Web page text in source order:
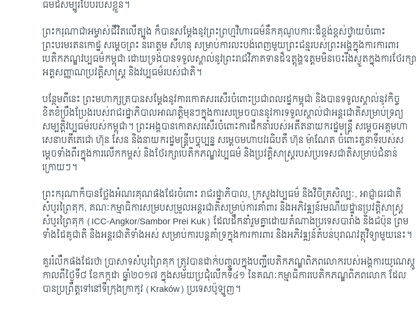
ធម៌ដ៏សម្បូរបែបរបស់ខ្លួន។
ព្រះករុណាជាអម្ចាស់ជីវិតលើត្បូង ក៏បានសម្តែងនូវព្រះព្រហ្មវិហារធម៌នឹកគុណូបការៈដ៏ខ្ពង់ខ្ពស់ថ្វាយចំពោះ
ព្រះបរមរតនកោដ្ឋ សម្តេចព្រះ នរោត្តម សីហនុ សម្រាប់ការលះបង់ពេញមួយព្រះជន្មរបស់ព្រះអង្គក្នុងការការពារ
បេតិកភណ្ឌវប្បធម៌កម្ពុជា ដោយទ្រង់បានទទួលស្គាល់នូវព្រះរាជវិភាគទានដ៏ឧត្តុង្គឧត្តមមិនចេះរីងស្ងួតក្នុងការថែរក្សា
អត្តសញ្ញាណប្រវត្តិសាស្ត្រ និងវប្បធម៌របស់ជាតិ។
បន្ថែមពីនេះ ព្រះមហាក្សត្របានសម្តែងនូវការកោតសរសើរចំពោះប្រជាពលរដ្ឋកម្ពុជា និងបានទទួលស្គាល់នូវកិច្ច
ខិតខំប្រឹងប្រែងរបស់រាជរដ្ឋាភិបាលអាណត្តិមុនៗក្នុងការសម្រេចបាននូវការទទួលស្គាល់ជាអន្តរជាតិសម្រាប់ទ្រព្យ
សម្បត្តិវប្បធម៌របស់កម្ពុជា។ ព្រះអង្គបានកោតសរសើរចំពោះការដឹកនាំរបស់អតីតនាយករដ្ឋមន្ត្រី សម្តេចអគ្គមហា
សេនាបតីតេជោ ហ៊ុន សែន និងនាយករដ្ឋមន្ត្រីបច្ចុប្បន្ន សម្តេចមហាបវរធិបតី ហ៊ុន ម៉ាណែត ចំពោះតួនាទីរបស់ស
ម្តេចទាំងពីរក្នុងការលើកកម្ពស់ និងថែរក្សាបេតិកភណ្ឌវប្បធម៌ និងប្រវត្តិសាស្ត្ររបស់ប្រទេសជាតិសម្រាប់ជំនាន់
ក្រោយៗ។
ព្រះករុណាក៏បានថ្លែងអំណរគុណផងដែរចំពោះ រាជរដ្ឋាភិបាល, ក្រសួងវប្បធម៌ និងវិចិត្រសិល្បៈ, អាជ្ញាធរជាតិ
សំបូរព្រៃគុក, គណៈកម្មាធិការសម្របសម្រួលអន្តរជាតិសម្រាប់ការគាំពារ និងអភិវឌ្ឍន៍រមណីយដ្ឋានប្រវត្តិសាស្ត្រ
សំបូរព្រៃគុក (ICC-Angkor/Sambor Prei Kuk) ដែលដឹកនាំរួមគ្នាដោយតំណាងប្រទេសបារាំង និងជប៉ុន ព្រម
ទាំងដៃគូជាតិ និងអន្តរជាតិទាំងអស់ សម្រាប់ការបន្តគាំទ្រក្នុងការការពារ និងអភិវឌ្ឍន៍តំបន់បុរាណវត្ថុវិទ្យាមួយនេះ។
គួររំលឹកផងដែរថា ប្រាសាទសំបូរព្រៃគុក ត្រូវបានដាក់បញ្ចូលក្នុងបញ្ជីបេតិកភណ្ឌពិភពលោករបស់អង្គការយូណេស្កូ
កាលពីថ្ងៃទី៨ ខែកក្កដា ឆ្នាំ២០១៧ ក្នុងសម័យប្រជុំលើកទី៤១ នៃគណៈកម្មាធិការបេតិកភណ្ឌពិភពលោក ដែល
បានប្រព្រឹត្តទៅនៅទីក្រុងក្រាកូវ (Kraków) ប្រទេសប៉ូឡូញ។